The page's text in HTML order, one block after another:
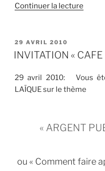
Continuer la lecture
laïcité
PUBLIÉ
LE
29 AVRIL 2010
INVITATION «
29 avril 2010: Vous
LAÏQUE sur le thème
« ARGENT
ou « Comment faire